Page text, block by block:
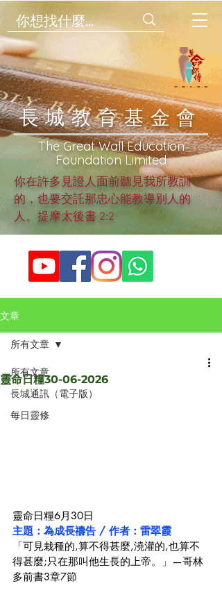
​長城教育基金會
​The Great Wall Education
Foundation Limited
你在許多見證人面前聽見我所教訓
的，也要交託那忠心能教導別人的
人。提摩太後書 2:2
文章
所有文章
長城通訊（電子版）
每日靈修
所有文章
靈命日糧30-06-2026
靈命日糧6月30日
主題：為成長禱告 / 作者：雷翠霞
「可見栽種的,算不得甚麼,澆灌的,也算不
得甚麼;只在那叫他生長的上帝。」—哥林
多前書3章7節